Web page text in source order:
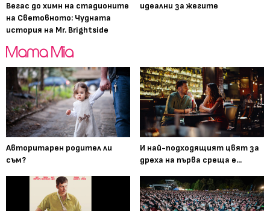
Вегас до химн на стадионите
на Световното: Чудната
история на Mr. Brightside
идеални за жегите
Авторитарен родител ли
съм?
И най-подходящият цвят за
дреха на първа среща е...